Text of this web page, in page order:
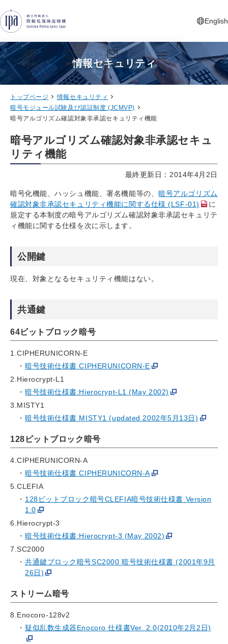
English
新しいタ
目的別 検索 お問い合わせ メニュー
情報セキュリティ
トップページ
情報セキュリティ
暗号モジュール試験及び認証制度 (JCMVP)
暗号アルゴリズム確認対象非承認セキュリティ機能
暗号アルゴリズム確認対象非承認セキュ
リティ機能
最終更新日：2014年4月2日
暗号化機能、ハッシュ機能、署名機能等の、暗号アルゴリズム
確認対象非承認セキュリティ機能に関する仕様 (LSF-01)
に
規定する本制度の暗号アルゴリズム確認対象非承認セキュリテ
ィ機能に関する仕様を次に示します。
公開鍵
現在、対象となるセキュリティ機能はない。
共通鍵
64ビットブロック暗号
1.CIPHERUNICORN-E
暗号技術仕様書 CIPHERUNICORN-E
2.Hierocrypt-L1
暗号技術仕様書:Hierocrypt-L1 (May 2002)
3.MISTY1
暗号技術仕様書 MISTY1 (updated 2002年5月13日)
128ビットブロック暗号
4.CIPHERUNICORN-A
暗号技術仕様書 CIPHERUNICORN-A
5.CLEFIA
128ビットブロック暗号CLEFIA暗号技術仕様書 Version
1.0
6.Hierocrypt-3
暗号技術仕様書:Hierocrypt-3 (May 2002)
7.SC2000
共通鍵ブロック暗号SC2000 暗号技術仕様書 (2001年9月
26日)
ストリーム暗号
8.Enocoro-128v2
疑似乱数生成器Enocoro 仕様書Ver. 2.0(2010年2月2日)